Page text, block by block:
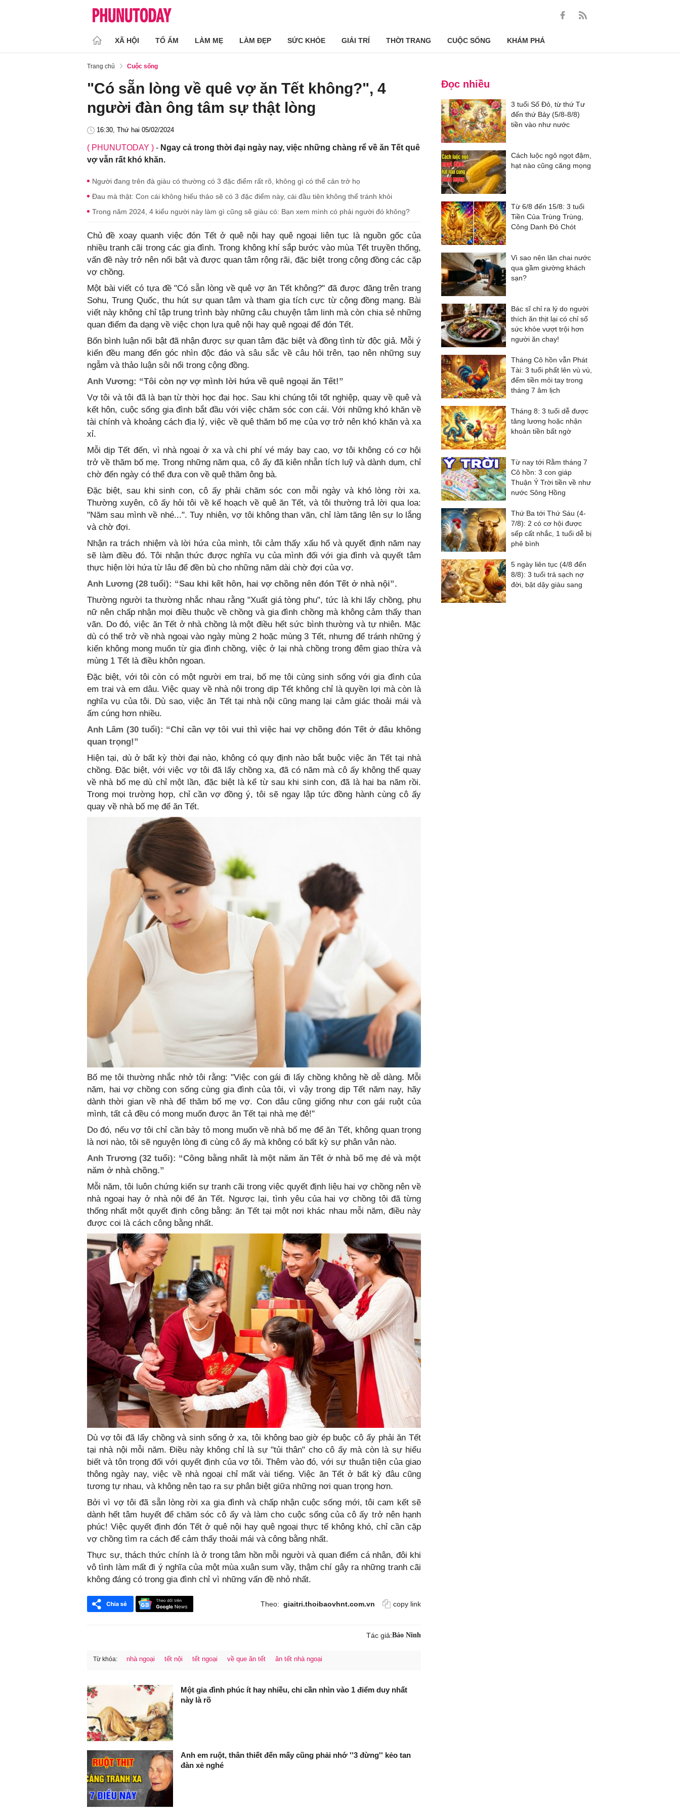
XÃ HỘI TỔ ẤM LÀM MẸ LÀM ĐẸP SỨC KHỎE GIẢI TRÍ THỜI TRANG CUỘC SỐNG KHÁM PHÁ
Trang chủ Cuộc sống
"Có sẵn lòng về quê vợ ăn Tết không?", 4
người đàn ông tâm sự thật lòng
16:30, Thứ hai 05/02/2024
( PHUNUTODAY ) - Ngay cả trong thời đại ngày nay, việc những chàng rể về ăn Tết quê
vợ vẫn rất khó khăn.
Người đang trên đà giàu có thường có 3 đặc điểm rất rõ, không gì có thể cản trở họ
Đau mà thật: Con cái không hiếu thảo sẽ có 3 đặc điểm này, cái đầu tiên không thể tránh khỏi
Trong năm 2024, 4 kiểu người này làm gì cũng sẽ giàu có: Bạn xem mình có phải người đó không?
Chủ đề xoay quanh việc đón Tết ở quê nội hay quê ngoại liên tục là nguồn gốc của
nhiều tranh cãi trong các gia đình. Trong không khí sắp bước vào mùa Tết truyền thống,
vấn đề này trở nên nổi bật và được quan tâm rộng rãi, đặc biệt trong cộng đồng các cặp
vợ chồng.
Một bài viết có tựa đề "Có sẵn lòng về quê vợ ăn Tết không?" đã được đăng trên trang
Sohu, Trung Quốc, thu hút sự quan tâm và tham gia tích cực từ cộng đồng mạng. Bài
viết này không chỉ tập trung trình bày những câu chuyện tâm linh mà còn chia sẻ những
quan điểm đa dạng về việc chọn lựa quê nội hay quê ngoại để đón Tết.
Bốn bình luận nổi bật đã nhận được sự quan tâm đặc biệt và đồng tình từ độc giả. Mỗi ý
kiến đều mang đến góc nhìn độc đáo và sâu sắc về câu hỏi trên, tạo nên những suy
ngẫm và thảo luận sôi nổi trong cộng đồng.
Anh Vương: “Tôi còn nợ vợ mình lời hứa về quê ngoại ăn Tết!”
Vợ tôi và tôi đã là bạn từ thời học đại học. Sau khi chúng tôi tốt nghiệp, quay về quê và
kết hôn, cuộc sống gia đình bắt đầu với việc chăm sóc con cái. Với những khó khăn về
tài chính và khoảng cách địa lý, việc về quê thăm bố mẹ của vợ trở nên khó khăn và xa
xỉ.
Mỗi dịp Tết đến, vì nhà ngoại ở xa và chi phí vé máy bay cao, vợ tôi không có cơ hội
trở về thăm bố mẹ. Trong những năm qua, cô ấy đã kiên nhẫn tích luỹ và dành dụm, chỉ
chờ đến ngày có thể đưa con về quê thăm ông bà.
Đặc biệt, sau khi sinh con, cô ấy phải chăm sóc con mỗi ngày và khó lòng rời xa.
Thường xuyên, cô ấy hỏi tôi về kế hoạch về quê ăn Tết, và tôi thường trả lời qua loa:
"Năm sau mình về nhé...". Tuy nhiên, vợ tôi không than vãn, chỉ làm tăng lên sự lo lắng
và chờ đợi.
Nhận ra trách nhiệm và lời hứa của mình, tôi cảm thấy xấu hổ và quyết định năm nay
sẽ làm điều đó. Tôi nhận thức được nghĩa vụ của mình đối với gia đình và quyết tâm
thực hiện lời hứa từ lâu để đền bù cho những năm dài chờ đợi của vợ.
Anh Lương (28 tuổi): “Sau khi kết hôn, hai vợ chồng nên đón Tết ở nhà nội”.
Thường người ta thường nhắc nhau rằng "Xuất giá tòng phu", tức là khi lấy chồng, phụ
nữ nên chấp nhận mọi điều thuộc về chồng và gia đình chồng mà không cảm thấy than
vãn. Do đó, việc ăn Tết ở nhà chồng là một điều hết sức bình thường và tự nhiên. Mặc
dù có thể trở về nhà ngoại vào ngày mùng 2 hoặc mùng 3 Tết, nhưng để tránh những ý
kiến không mong muốn từ gia đình chồng, việc ở lại nhà chồng trong đêm giao thừa và
mùng 1 Tết là điều khôn ngoan.
Đặc biệt, với tôi còn có một người em trai, bố mẹ tôi cùng sinh sống với gia đình của
em trai và em dâu. Việc quay về nhà nội trong dịp Tết không chỉ là quyền lợi mà còn là
nghĩa vụ của tôi. Dù sao, việc ăn Tết tại nhà nội cũng mang lại cảm giác thoải mái và
ấm cúng hơn nhiều.
Anh Lâm (30 tuổi): “Chỉ cần vợ tôi vui thì việc hai vợ chồng đón Tết ở đâu không
quan trọng!”
Hiện tại, dù ở bất kỳ thời đại nào, không có quy định nào bắt buộc việc ăn Tết tại nhà
chồng. Đặc biệt, với việc vợ tôi đã lấy chồng xa, đã có năm mà cô ấy không thể quay
về nhà bố mẹ dù chỉ một lần, đặc biệt là kể từ sau khi sinh con, đã là hai ba năm rồi.
Trong mọi trường hợp, chỉ cần vợ đồng ý, tôi sẽ ngay lập tức đồng hành cùng cô ấy
quay về nhà bố mẹ để ăn Tết.
Bố mẹ tôi thường nhắc nhở tôi rằng: "Việc con gái đi lấy chồng không hề dễ dàng. Mỗi
năm, hai vợ chồng con sống cùng gia đình của tôi, vì vậy trong dịp Tết năm nay, hãy
dành thời gian về nhà để thăm bố mẹ vợ. Con dâu cũng giống như con gái ruột của
mình, tất cả đều có mong muốn được ăn Tết tại nhà mẹ đẻ!"
Do đó, nếu vợ tôi chỉ cần bày tỏ mong muốn về nhà bố mẹ để ăn Tết, không quan trọng
là nơi nào, tôi sẽ nguyện lòng đi cùng cô ấy mà không có bất kỳ sự phân vân nào.
Anh Trương (32 tuổi): “Công bằng nhất là một năm ăn Tết ở nhà bố mẹ đẻ và một
năm ở nhà chồng.”
Mỗi năm, tôi luôn chứng kiến sự tranh cãi trong việc quyết định liệu hai vợ chồng nên về
nhà ngoại hay ở nhà nội để ăn Tết. Ngược lại, tình yêu của hai vợ chồng tôi đã từng
thống nhất một quyết định công bằng: ăn Tết tại một nơi khác nhau mỗi năm, điều này
được coi là cách công bằng nhất.
Dù vợ tôi đã lấy chồng và sinh sống ở xa, tôi không bao giờ ép buộc cô ấy phải ăn Tết
tại nhà nội mỗi năm. Điều này không chỉ là sự "tủi thân" cho cô ấy mà còn là sự hiểu
biết và tôn trọng đối với quyết định của vợ tôi. Thêm vào đó, với sự thuận tiện của giao
thông ngày nay, việc về nhà ngoại chỉ mất vài tiếng. Việc ăn Tết ở bất kỳ đâu cũng
tương tự nhau, và không nên tạo ra sự phân biệt giữa những nơi quan trọng hơn.
Bởi vì vợ tôi đã sẵn lòng rời xa gia đình và chấp nhận cuộc sống mới, tôi cam kết sẽ
dành hết tâm huyết để chăm sóc cô ấy và làm cho cuộc sống của cô ấy trở nên hạnh
phúc! Việc quyết định đón Tết ở quê nội hay quê ngoại thực tế không khó, chỉ cần cặp
vợ chồng tìm ra cách để cảm thấy thoải mái và công bằng nhất.
Thực sự, thách thức chính là ở trong tâm hồn mỗi người và quan điểm cá nhân, đôi khi
vô tình làm mất đi ý nghĩa của một mùa xuân sum vầy, thậm chí gây ra những tranh cãi
không đáng có trong gia đình chỉ vì những vấn đề nhỏ nhất.
Theo: giaitri.thoibaovhnt.com.vn copy link
Tác giả:Bảo Ninh
Từ khóa: nhà ngoại tết nội tết ngoại về que ăn tết ăn tết nhà ngoại
Một gia đình phúc ít hay nhiều, chỉ cần nhìn vào 1 điểm duy nhất
này là rõ
Anh em ruột, thân thiết đến mấy cũng phải nhớ ''3 đừng'' kẻo tan
đàn xẻ nghé
Đọc nhiều
3 tuổi Số Đỏ, từ thứ Tư
đến thứ Bảy (5/8-8/8)
tiền vào như nước
Cách luộc ngô ngọt đậm,
hạt nào cũng căng mọng
Từ 6/8 đến 15/8: 3 tuổi
Tiền Của Trùng Trùng,
Công Danh Đỏ Chót
Vì sao nên lăn chai nước
qua gầm giường khách
sạn?
Bác sĩ chỉ ra lý do người
thích ăn thịt lại có chỉ số
sức khỏe vượt trội hơn
người ăn chay!
Tháng Cô hồn vẫn Phát
Tài: 3 tuổi phất lên vù vù,
đếm tiền mỏi tay trong
tháng 7 âm lịch
Tháng 8: 3 tuổi dễ được
tăng lương hoặc nhận
khoản tiền bất ngờ
Từ nay tới Rằm tháng 7
Cô hồn: 3 con giáp
Thuận Ý Trời tiền về như
nước Sông Hồng
Thứ Ba tới Thứ Sáu (4-
7/8): 2 có cơ hội được
sếp cất nhắc, 1 tuổi dễ bị
phê bình
5 ngày liên tục (4/8 đến
8/8): 3 tuổi trả sạch nợ
đời, bật dậy giàu sang